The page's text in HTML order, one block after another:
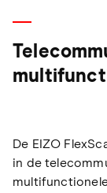
De EIZO
in de